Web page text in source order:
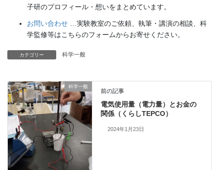
子研のプロフィール・想いをまとめています。
お問い合わせ …実験教室のご依頼、執筆・講演の相談、科
学監修等はこちらのフォームからお寄せください。
カテゴリー 科学一般
科学一般
前の記事
電気使用量（電力量）とお金の
関係（くらしTEPCO）
2024年1月23日